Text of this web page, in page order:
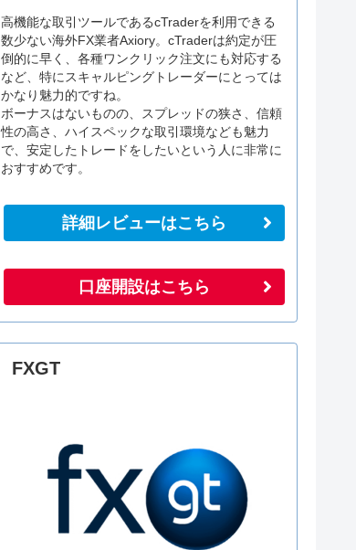
高機能な取引ツールであるcTraderを利用できる
数少ない海外FX業者Axiory。cTraderは約定が圧
倒的に早く、各種ワンクリック注文にも対応する
など、特にスキャルピングトレーダーにとっては
かなり魅力的ですね。
ボーナスはないものの、スプレッドの狭さ、信頼
性の高さ、ハイスペックな取引環境なども魅力
で、安定したトレードをしたいという人に非常に
おすすめです。
詳細レビューはこちら
口座開設はこちら
FXGT